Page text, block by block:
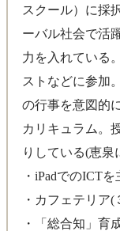
スクール）に採
ーバル社会で活
力を入れている
ストなどに参加
の行事を意図的
カリキュラム。
りしている(恵泉
・iPadでのICT
・カフェテリア(
・「総合知」育